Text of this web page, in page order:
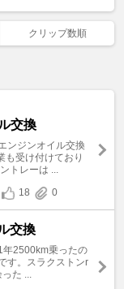
クリップ数順
交換
ンジンオイル交換
も受け付けており
トレーは ...
18 0
交換
年2500km乗ったの
す。スラクストンr
た ...